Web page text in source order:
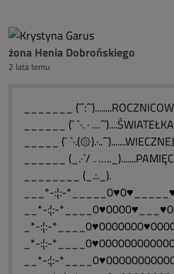
żona Henia Dobrońskiego
2 lata temu
_______
______ (¯ `·. ·
_____ (¯ `·.(۞).·..´¯).......WIECZNEJ
______ (_.·´/ .
________ (_.:._).
___*-:¦:-
__*-:¦:-
_*-:¦:-
_*-:¦:-
__*-:¦:-